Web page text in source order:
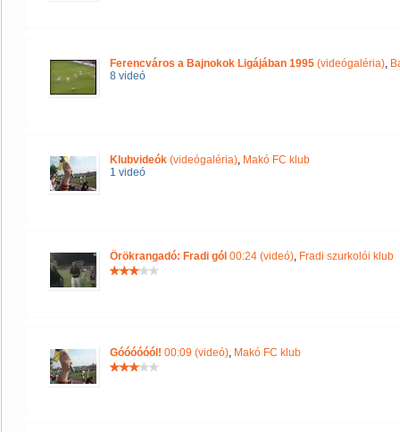
Ferencváros a Bajnokok Ligájában 1995 (videógaléria),
8 videó
Klubvideók (videógaléria), Makó FC klub
1 videó
Örökrangadó: Fradi gól 00:24 (videó), Fradi szurkolói klub
Góóóóóól! 00:09 (videó), Makó FC klub